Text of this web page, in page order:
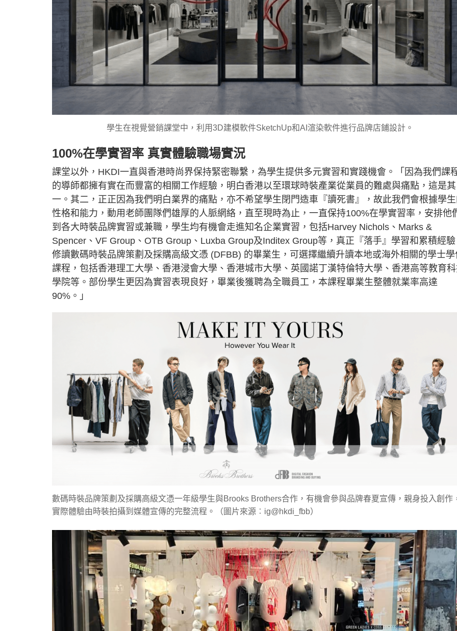
學生在視覺營銷課堂中，利用3D建模軟件SketchUp和AI渲染軟件進行品牌店鋪設計。
100%在學實習率 真實體驗職場實況
課堂以外，HKDI一直與香港時尚界保持緊密聯繫，為學生提供多元實習和實踐機會。「因為我們課
的導師都擁有實在而豐富的相關工作經驗，明白香港以至環球時裝產業從業員的難處與痛點，這是其
一。其二，正正因為我們明白業界的痛點，亦不希望學生閉門造車『讀死書』，故此我們會根據學
性格和能力，動用老師團隊們雄厚的人脈網絡，直至現時為止，一直保持100%在學實習率，安排他
到各大時裝品牌實習或兼職，學生均有機會走進知名企業實習，包括Harvey Nichols、Marks &
Spencer、VF Group、OTB Group、Luxba Group及Inditex Group等，真正『落手』學習和累積經
修讀數碼時裝品牌策劃及採購高級文憑 (DFBB) 的畢業生，可選擇繼續升讀本地或海外相關的學士學
課程，包括香港理工大學、香港浸會大學、香港城市大學、英國諾丁漢特倫特大學、香港高等教育
學院等。部份學生更因為實習表現良好，畢業後獲聘為全職員工，本課程畢業生整體就業率高達
90%。」
數碼時裝品牌策劃及採購高級文憑一年級學生與Brooks Brothers合作，有機會參與品牌春夏宣傳，親身投入創作
實際體驗由時裝拍攝到媒體宣傳的完整流程。（圖片來源︰ig@hkdi_fbb）